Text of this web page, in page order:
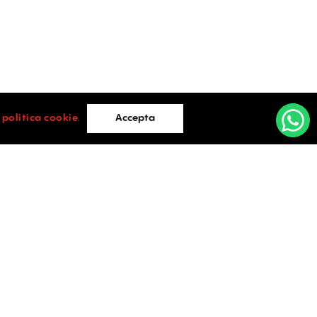
politica cookie. Accepta